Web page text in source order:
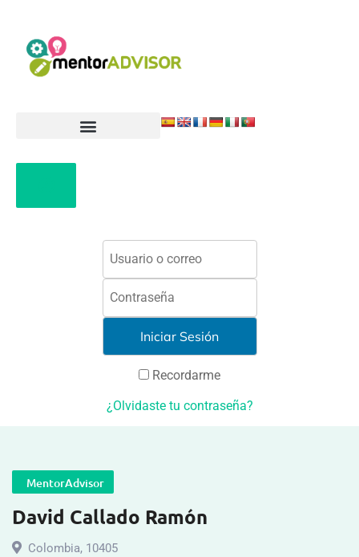
Recordarme
¿Olvidaste tu contraseña?
MentorAdvisor
David Callado Ramón
Colombia, 10405